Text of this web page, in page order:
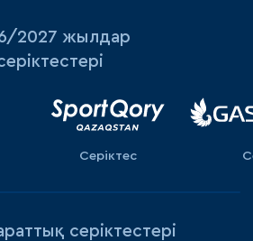
2027 жылдар
Серіктес
серіктестері